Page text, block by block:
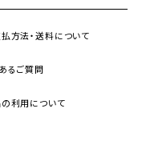
方法・送料について
るご質問
利用について